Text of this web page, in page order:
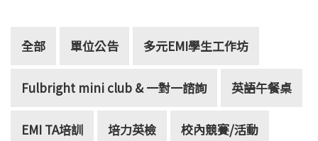
全部 單位公告 多元EMI學生工作坊
Fulbright mini club & 一對一諮詢 英語午餐桌
EMI TA培訓 培力英檢 校內競賽/活動